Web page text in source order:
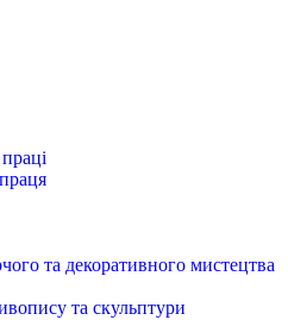
та декоративного мистецтва
та скульптури